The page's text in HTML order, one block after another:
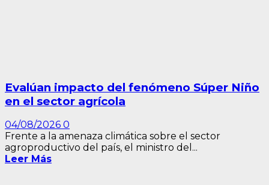
Evalúan impacto del fenómeno Súper Niño
en el sector agrícola
04/08/2026 0
Frente a la amenaza climática sobre el sector
agroproductivo del país, el ministro del...
Leer Más